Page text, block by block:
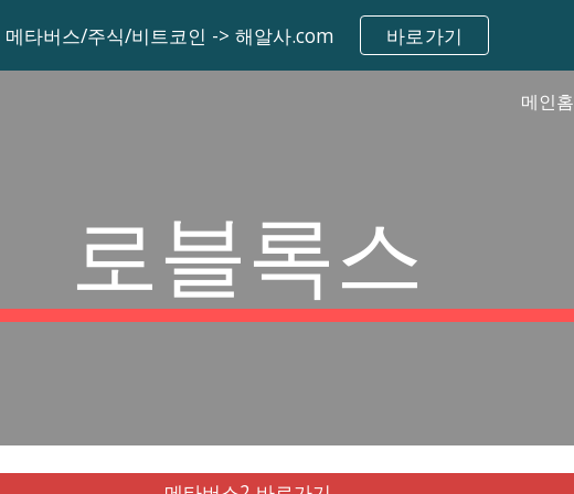
to main content Skip to navigation
메타버스/주식/비트코인 -> 해알사.com 바로가기
메인홈
로블록스